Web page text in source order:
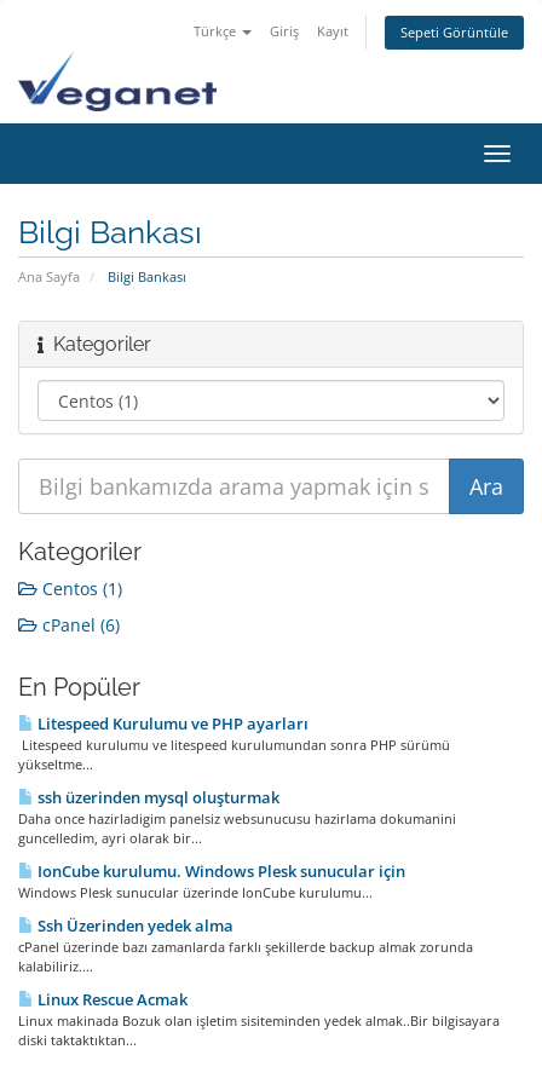
Türkçe Giriş Kayıt Sepeti Görüntüle
Bilgi Bankası
Ana Sayfa Bilgi Bankası
Kategoriler
Kategoriler
Centos (1)
cPanel (6)
En Popüler
Litespeed Kurulumu ve PHP ayarları
Litespeed kurulumu ve litespeed kurulumundan sonra PHP sürümü
yükseltme...
ssh üzerinden mysql oluşturmak
Daha once hazirladigim panelsiz websunucusu hazirlama dokumanini
guncelledim, ayri olarak bir...
IonCube kurulumu. Windows Plesk sunucular için
Windows Plesk sunucular üzerinde IonCube kurulumu...
Ssh Üzerinden yedek alma
cPanel üzerinde bazı zamanlarda farklı şekillerde backup almak zorunda
kalabiliriz....
Linux Rescue Acmak
Linux makinada Bozuk olan işletim sisiteminden yedek almak..Bir bilgisayara
diski taktaktıktan...